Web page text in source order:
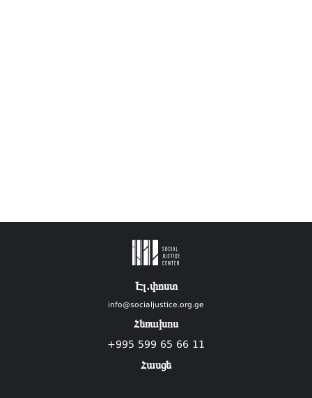
Էլ.փոստ
info@socialjustice.org.ge
Հեռախոս
+995 599 65 66 11
Հասցե